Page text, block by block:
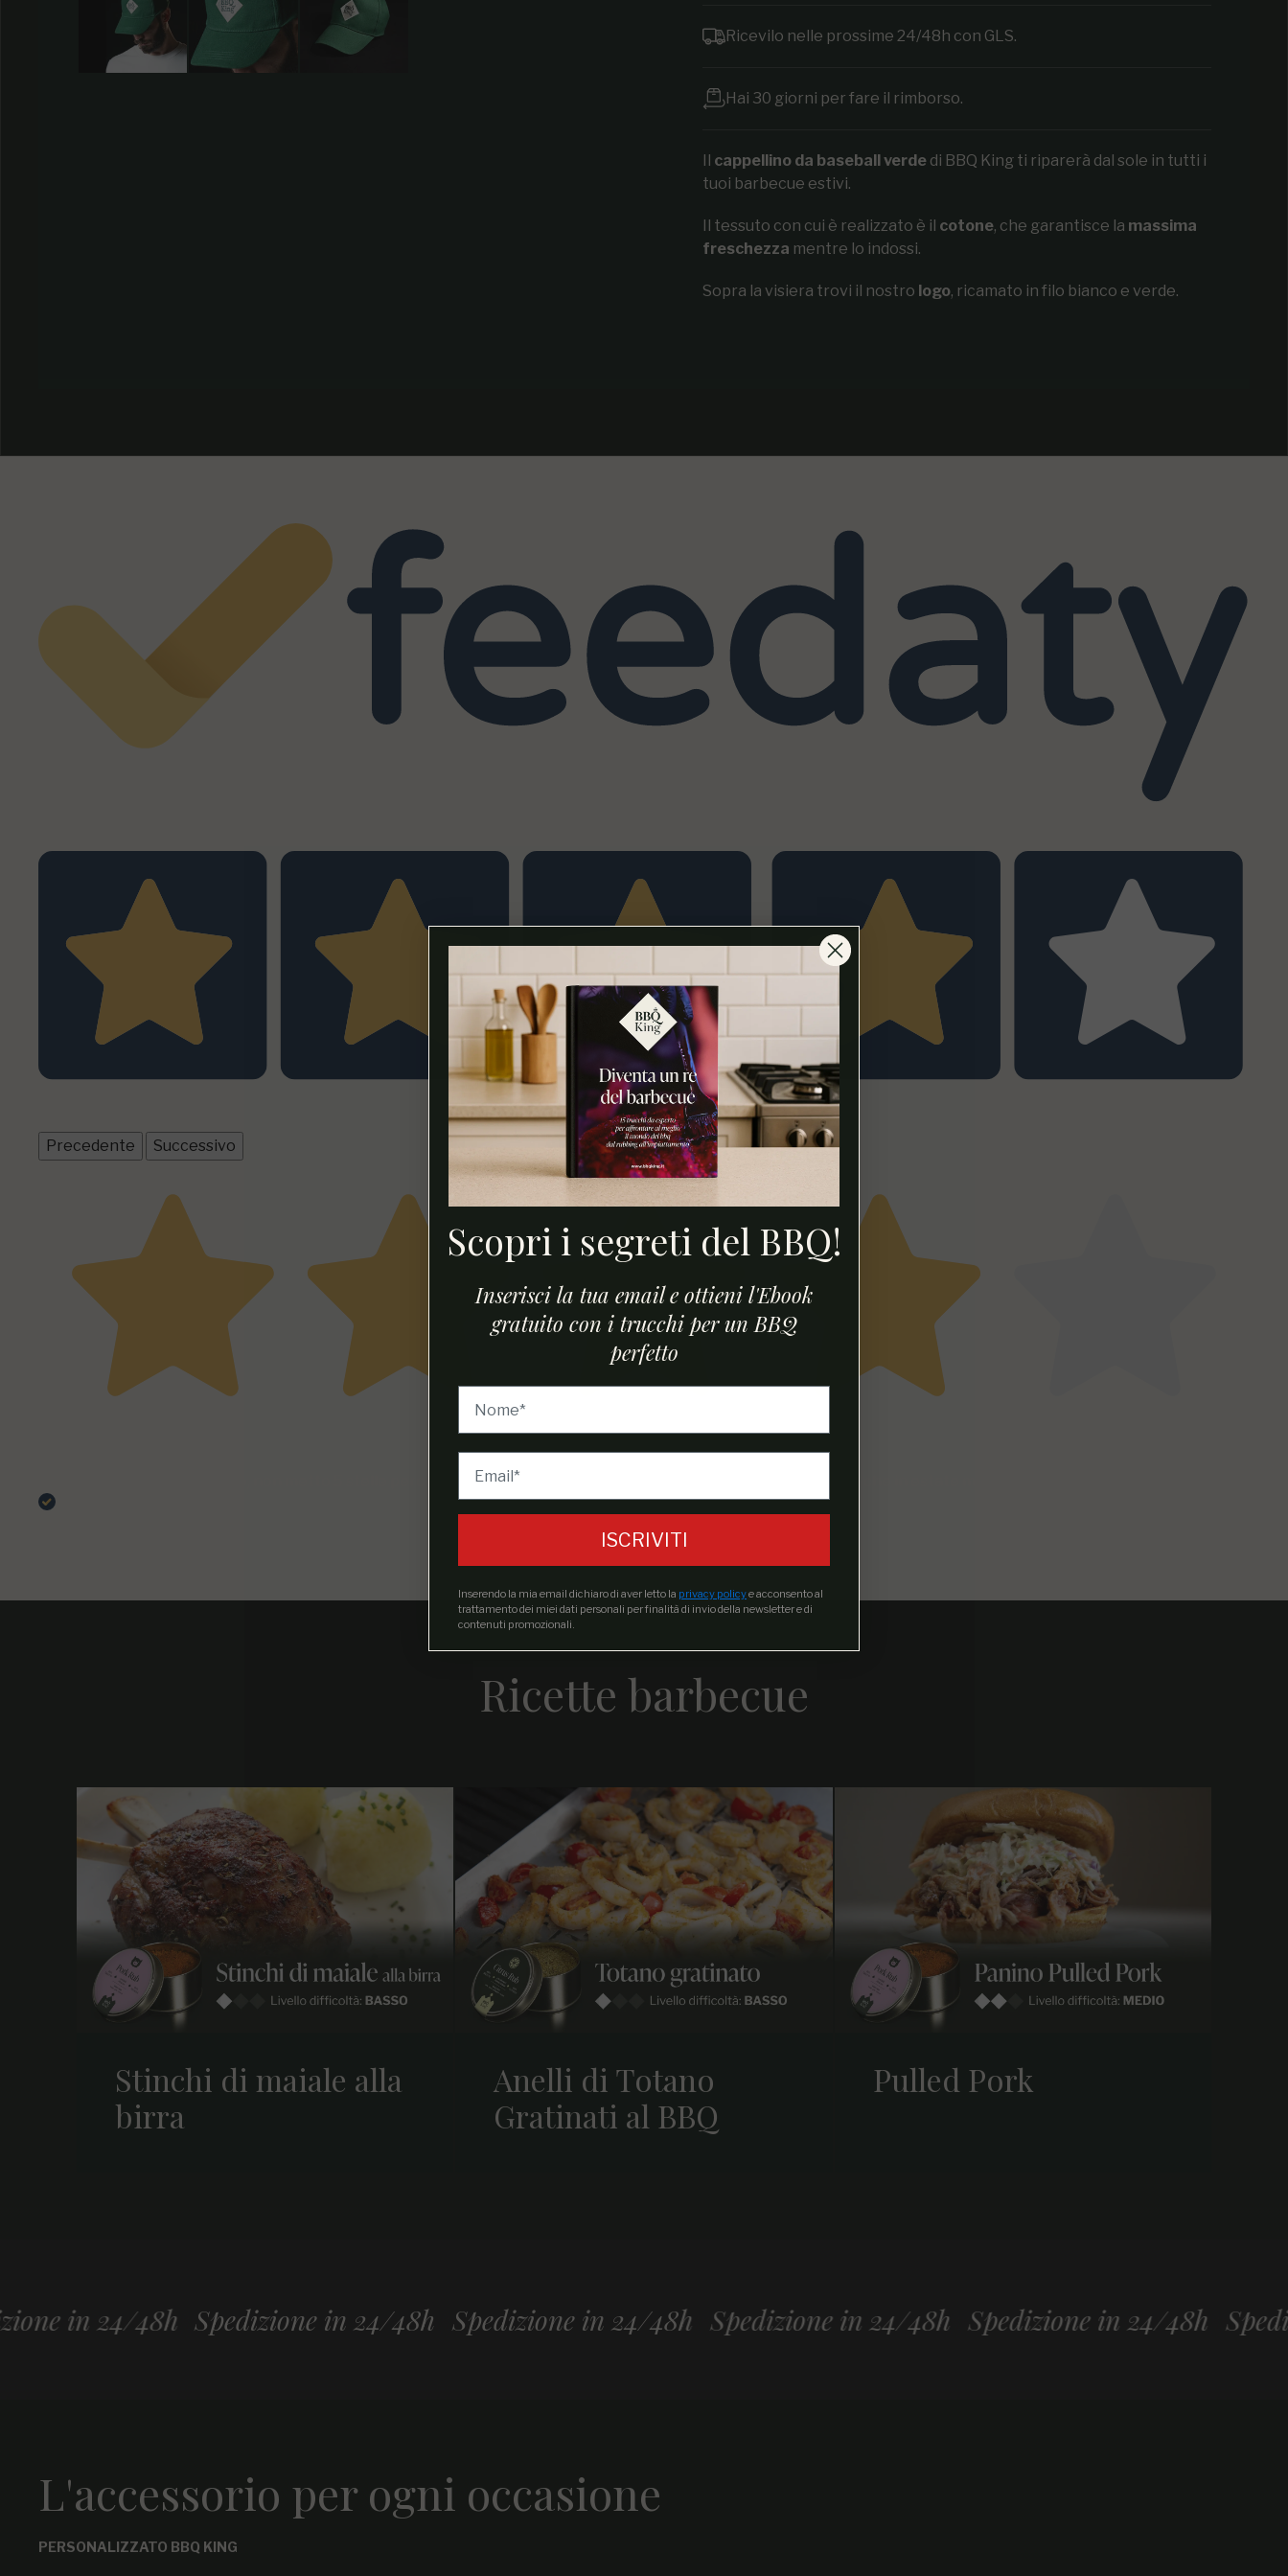
Ricevilo nelle prossime 24/48h con GLS.
Hai 30 giorni per fare il rimborso.
Il cappellino da baseball verdedi BBQ King ti riparerà dal sole in tutti i
tuoi barbecue estivi.
Il tessuto con cui è realizzato è il cotone, che garantisce la massima
freschezza mentre lo indossi.
Sopra la visiera trovi il nostro logo, ricamato in filo bianco e verde.
Precedente
Successivo
Davvero comodo e ben fatto, non metto 5 stelle perché per i miei gusti è un troppo “pesante” per essere usato anche in estate ma per le altre stagioni è ok
Ricette barbecue
Stinchi di maiale alla
birra
Anelli di Totano
Gratinati al BBQ
Pulled Pork
24/48h Spedizione in 24/48h Spedizione in 24/48h Spedizione in 24/48h Spedizione in 24/48h Spedizione
L'accessorio per ogni occasione
PERSONALIZZATO BBQ KING
Scopri i segreti del BBQ!
Inserisci la tua email e ottieni l'Ebook
gratuito con i trucchi per un BBQ
perfetto
ISCRIVITI
Inserendo la mia email dichiaro di aver letto la privacy policye acconsento al
trattamento dei miei dati personali per finalità di invio della newsletter e di
contenuti promozionali.